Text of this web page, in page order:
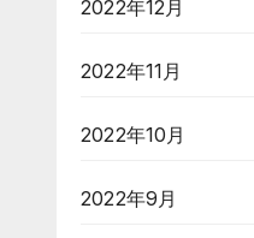
2022年12月
2022年11月
2022年10月
2022年9月